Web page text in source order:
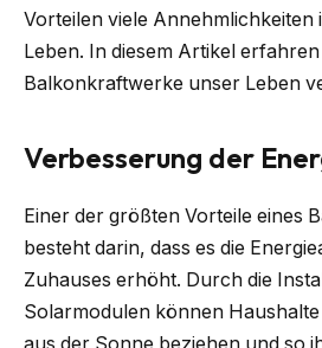
Vorteilen viele Annehmlichkeiten
Leben. In diesem Artikel erfahren
Balkonkraftwerke unser Leben
Verbesserung der
Einer der größten Vorteile eines
besteht darin, dass es die
Zuhauses erhöht. Durch die
Solarmodulen können